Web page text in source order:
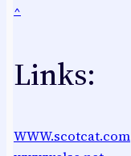
^
Links:
WWW.scotcat.com